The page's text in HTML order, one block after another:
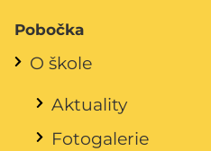
Pobočka
O škole
Aktuality
Fotogalerie